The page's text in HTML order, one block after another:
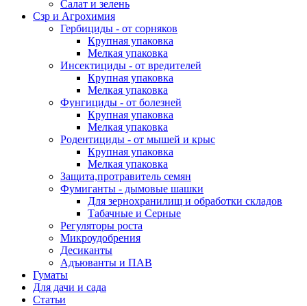
Салат и зелень
Сзр и Агрохимия
Гербициды - от сорняков
Крупная упаковка
Мелкая упаковка
Инсектициды - от вредителей
Крупная упаковка
Мелкая упаковка
Фунгициды - от болезней
Крупная упаковка
Мелкая упаковка
Родентициды - от мышей и крыс
Крупная упаковка
Мелкая упаковка
Защита,протравитель семян
Фумиганты - дымовые шашки
Для зернохранилищ и обработки складов
Табачные и Серные
Регуляторы роста
Микроудобрения
Десиканты
Адъюванты и ПАВ
Гуматы
Для дачи и сада
Статьи